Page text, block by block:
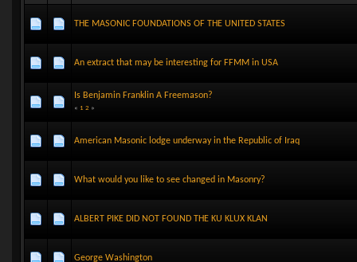
THE MASONIC FOUNDATIONS OF THE UNITED STATES
An extract that may be interesting for FFMM in USA
Is Benjamin Franklin A Freemason?
« 1 2 »
American Masonic lodge underway in the Republic of Iraq
What would you like to see changed in Masonry?
ALBERT PIKE DID NOT FOUND THE KU KLUX KLAN
George Washington